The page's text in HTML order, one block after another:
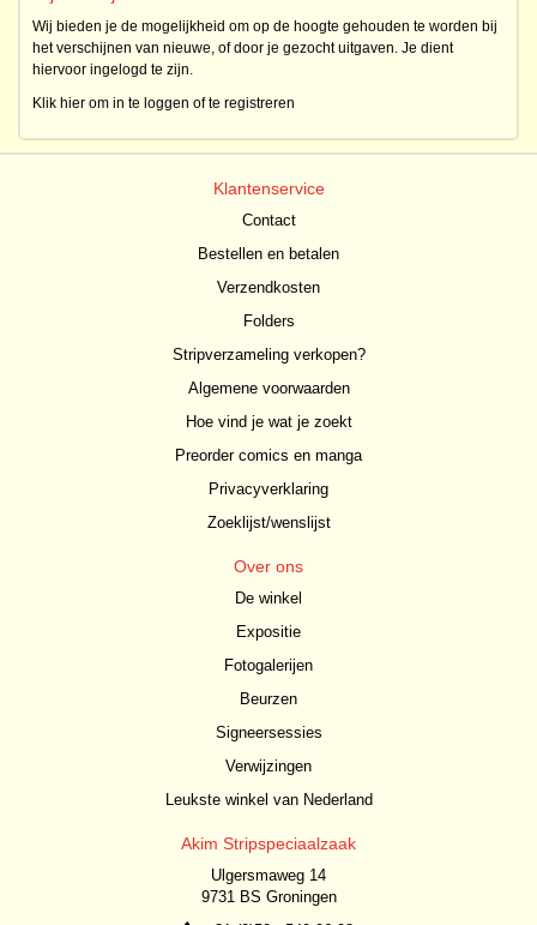
Wij bieden je de mogelijkheid om op de hoogte gehouden te worden bij
het verschijnen van nieuwe, of door je gezocht uitgaven. Je dient
hiervoor ingelogd te zijn.
Klik hier om in te loggen of te registreren
Klantenservice
Contact
Bestellen en betalen
Verzendkosten
Folders
Stripverzameling verkopen?
Algemene voorwaarden
Hoe vind je wat je zoekt
Preorder comics en manga
Privacyverklaring
Zoeklijst/wenslijst
Over ons
De winkel
Expositie
Fotogalerijen
Beurzen
Signeersessies
Verwijzingen
Leukste winkel van Nederland
Akim Stripspeciaalzaak
Ulgersmaweg 14
9731 BS Groningen